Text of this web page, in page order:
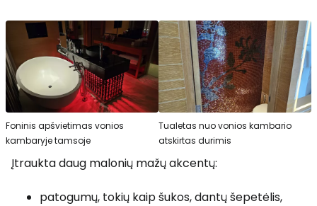
Foninis apšvietimas vonios
kambaryje tamsoje
Tualetas nuo vonios kambario
atskirtas durimis
Įtraukta daug malonių mažų akcentų:
patogumų, tokių kaip šukos, dantų šepetėlis,